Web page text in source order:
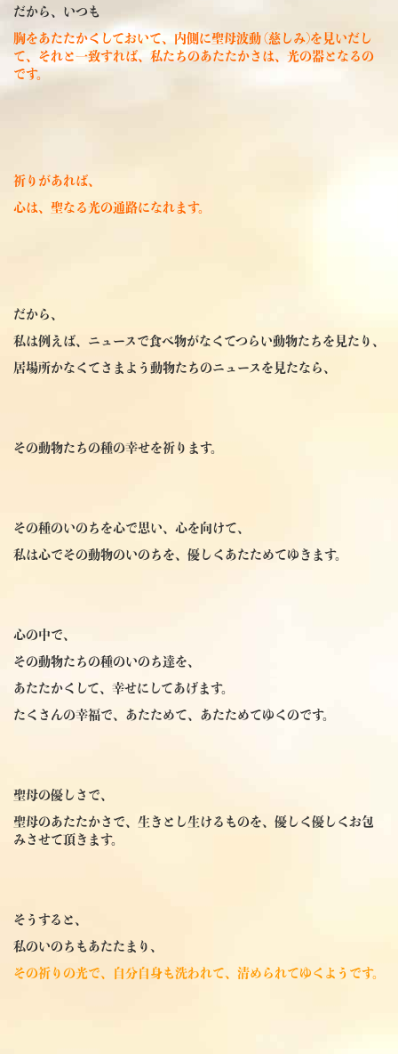
だから、いつも
胸をあたたかくしておいて、内側に聖母波動 (慈しみ)を見いだし
て、それと一致すれば、私たちのあたたかさは、光の器となるの
です。
祈りがあれば、
心は、聖なる光の通路になれます。
だから、
私は例えば、ニュースで食べ物がなくてつらい動物たちを見たり、
居場所かなくてさまよう動物たちのニュースを見たなら、
その動物たちの種の幸せを祈ります。
その種のいのちを心で思い、心を向けて、
私は心でその動物のいのちを、優しくあたためてゆきます。
心の中で、
その動物たちの種のいのち達を、
あたたかくして、幸せにしてあげます。
たくさんの幸福で、あたためて、あたためてゆくのです。
聖母の優しさで、
聖母のあたたかさで、生きとし生けるものを、優しく優しくお包
みさせて頂きます。
そうすると、
私のいのちもあたたまり、
その祈りの光で、自分自身も洗われて、清められてゆくようです。